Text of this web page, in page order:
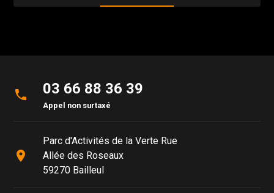
phone 03 66 88 36 39
Appel non surtaxé
place
Parc d'Activités de la Verte Rue
Allée des Roseaux
59270 Bailleul